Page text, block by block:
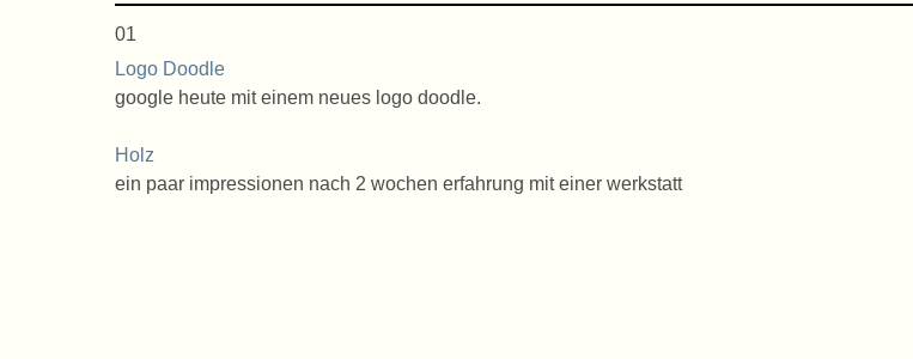
01
Logo Doodle
google heute mit einem neues logo doodle.
Holz
ein paar impressionen nach 2 wochen erfahrung mit einer werkstatt